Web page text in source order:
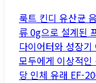
룩트 킨디 유산균
류 0g으로 설계된
다이어터와 성장
모두에게 이상적
당 인체 유래 EF-